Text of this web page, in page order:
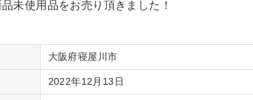
未使用品をお売り頂きました！
大阪府寝屋川市
2022年12月13日